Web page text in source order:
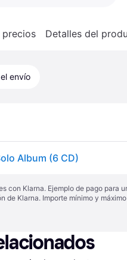
Detalles del
envío
Album (6 CD)
con Klarna. Ejemplo de pago para
de Klarna. Importe mínimo y